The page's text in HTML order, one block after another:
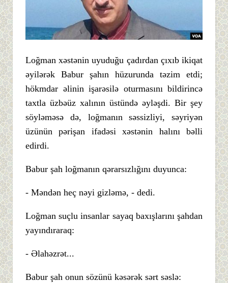
Loğman xəstənin uyuduğu çadırdan çıxıb ikiqat
əyilərək Babur şahın hüzurunda təzim etdi;
hökmdar əlinin işarəsilə oturmasını bildirincə
taxtla üzbəüz xalının üstündə əyləşdi. Bir şey
söyləməsə də, loğmanın səssizliyi, səyriyən
üzünün pərişan ifadəsi xəstənin halını bəlli
edirdi.
Babur şah loğmanın qərarsızlığını duyunca:
- Məndən heç nəyi gizləmə, - dedi.
Loğman suçlu insanlar sayaq baxışlarını şahdan
yayındıraraq:
- Əlahəzrət...
Babur şah onun sözünü kəsərək sərt səslə: